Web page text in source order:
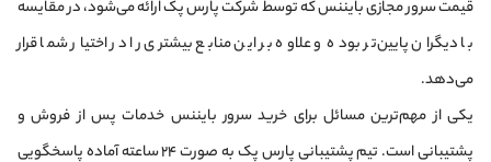
قیمت سرور مجازی بایننس که توسط شرکت پارس پک ارائه می‌شود، در مقایسه
با دیگران پایین‌تر بوده و علاوه بر این منابع بیشتری را در اختیار شما قرار
می‌دهد.
یکی از مهم‌ترین مسائل برای خرید سرور بایننس خدمات پس از فروش و
پشتیبانی است. تیم پشتیبانی پارس پک به صورت ۲۴ ساعته آماده پاسخگویی